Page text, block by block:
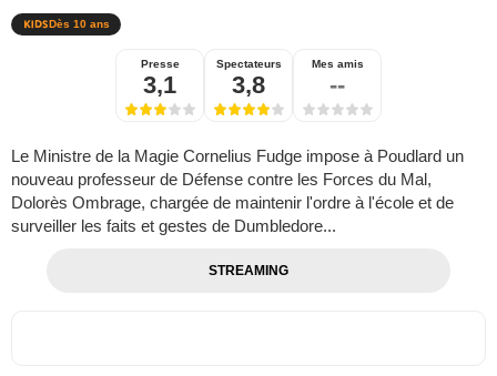
Dès 10 ans
Presse
3,1
Spectateurs
3,8
Mes amis
--
Le Ministre de la Magie Cornelius Fudge impose à Poudlard un
nouveau professeur de Défense contre les Forces du Mal,
Dolorès Ombrage, chargée de maintenir l'ordre à l'école et de
surveiller les faits et gestes de Dumbledore...
STREAMING